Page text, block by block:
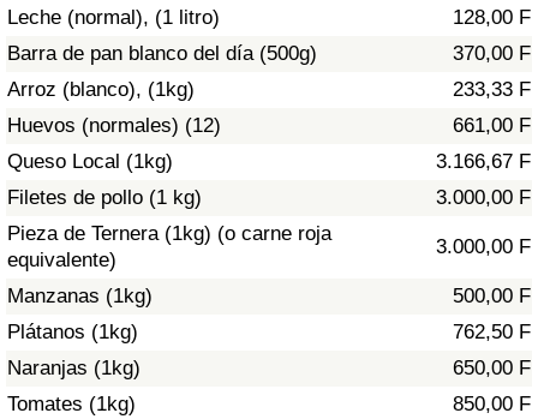
Leche (normal), (1 litro)
128,00 F
Barra de pan blanco del día (500g)
370,00 F
Arroz (blanco), (1kg)
233,33 F
Huevos (normales) (12)
661,00 F
Queso Local (1kg)
3.166,67 F
Filetes de pollo (1 kg)
3.000,00 F
Pieza de Ternera (1kg) (o carne roja
equivalente)
3.000,00 F
Manzanas (1kg)
500,00 F
Plátanos (1kg)
762,50 F
Naranjas (1kg)
650,00 F
Tomates (1kg)
850,00 F
Sanidad
Índice de Sanidad
Índice de Sanidad por País
Contaminación
Índice de Contaminación (Actual)
Índice de contaminación